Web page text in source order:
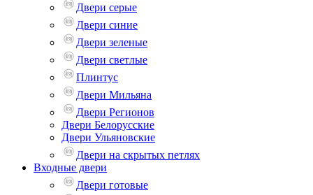
Двери серые
Двери синие
Двери зеленые
Двери светлые
Плинтус
Двери Мильяна
Двери Регионов
Двери Белорусские
Двери Ульяновские
Двери на скрытых петлях
Входные двери
Двери готовые